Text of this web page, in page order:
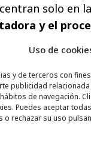
Uso de
y de terceros con
publicidad
de navegación.
Puedes aceptar
o rechazar su uso
solo en
y el
interacción de
de
de un entorno
capacidades
(MRC) para